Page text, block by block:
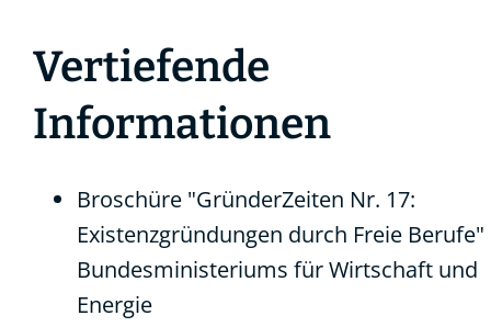
Vertiefende
Informationen
Broschüre "GründerZeiten Nr. 17:
Existenzgründungen durch Freie Berufe"
Bundesministeriums für Wirtschaft und
Energie